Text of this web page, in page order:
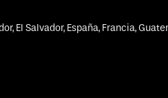
El Salvador, España, Francia,